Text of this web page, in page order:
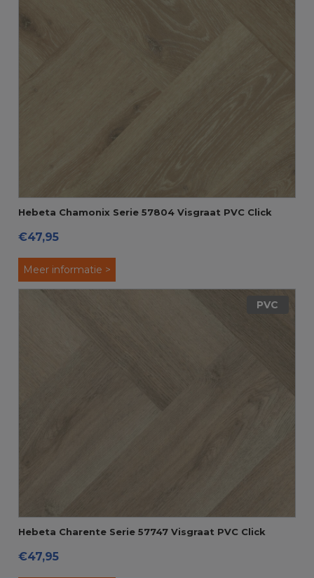
Hebeta Chamonix Serie 57804 Visgraat PVC Click
€47,95
Meer informatie >
PVC
Hebeta Charente Serie 57747 Visgraat PVC Click
€47,95